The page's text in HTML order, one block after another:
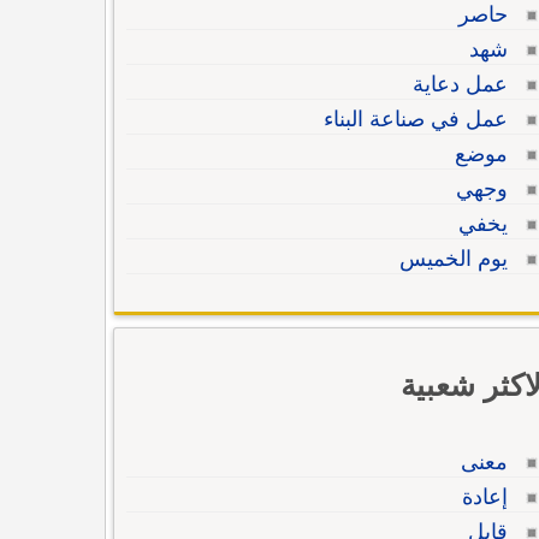
حاصر
شهد
عمل دعاية
عمل في صناعة البناء
موضع
وجهي
يخفي
يوم الخميس
شعبية
معنى
إعادة
قابل